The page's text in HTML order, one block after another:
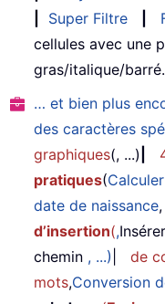
Super Filtre
cellules avec une
gras/italique/
… et bien plus
des caractères
graphiques(, ...)
pratiques(
date de naissance
d’insertion(,
chemin , ...) de
mots,Conversion